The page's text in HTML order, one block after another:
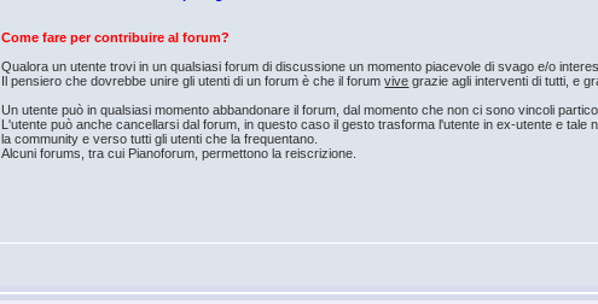
Come fare per contribuire al forum?
Qualora un utente trovi in un qualsiasi forum di discussione un momento piacevole di svago e/o
Il pensiero che dovrebbe unire gli utenti di un forum è che il forumvive grazie agli interventi di tutti, e
Un utente può in qualsiasi momento abbandonare il forum, dal momento che non ci sono vincoli
L'utente può anche cancellarsi dal forum, in questo caso il gesto trasforma l'utente in ex-utente e
la community e verso tutti gli utenti che la frequentano.
Alcuni forums, tra cui Pianoforum, permettono la reiscrizione.